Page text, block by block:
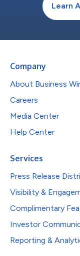
Learn
Company
About Business
Careers
Media Center
Help Center
Services
Press Release
Visibility &
Complimentary
Investor
Reporting &